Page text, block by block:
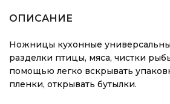
ОПИСАНИЕ
Ножницы кухонные
разделки птицы, мяса, чистки
помощью легко вскрывать
пленки, открывать бутылки.